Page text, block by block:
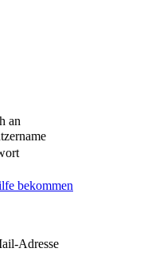
an
bekommen
Adresse